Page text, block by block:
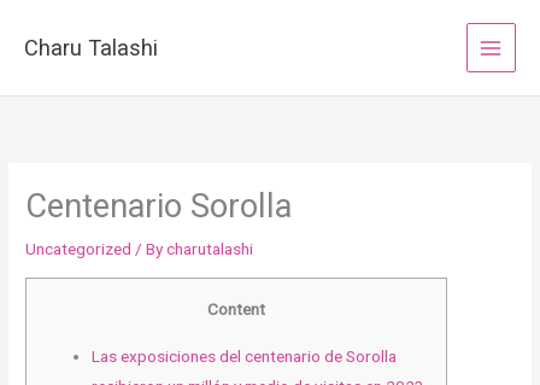
Charu Talashi
Centenario Sorolla
Uncategorized / Bycharutalashi
Content
Las exposiciones del centenario de Sorolla